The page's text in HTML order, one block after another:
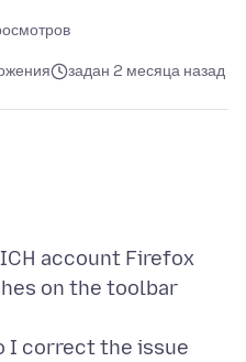
задан 2 месяца назад
account Firefox
on the toolbar
I correct the issue